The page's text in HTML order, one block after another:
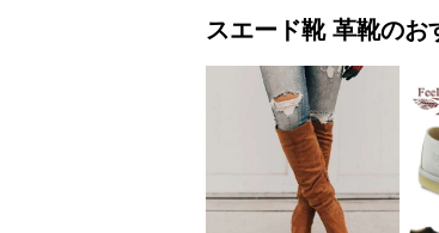
スエード靴 革靴のお